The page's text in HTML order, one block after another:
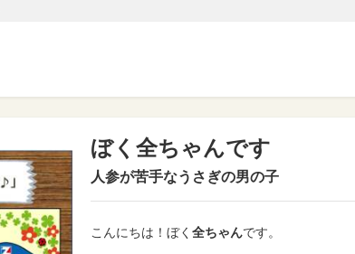
ぼく全ちゃんです
人参が苦手なうさぎの男の子
こんにちは！ ぼく 全ちゃんです。